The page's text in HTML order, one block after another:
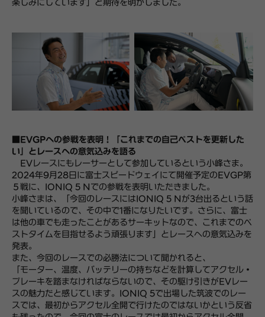
楽しみにしています」と期待を明かしました。
■EVGPへの参戦を表明！「これまでの自己ベストを更新した
い」とレースへの意気込みを語る
EVレースにもレーサーとして参加しているという小峰さま。
2024年9月28日に富士スピードウェイにて開催予定のEVGP第
５戦に、IONIQ 5 Nでの参戦を表明いただきました。
小峰さまは、「今回のレースにはIONIQ 5 Nが3台出るという話
を聞いているので、その中で1番になりたいです。さらに、富士
は他の車でも走ったことがあるサーキットなので、これまでのベ
ストタイムを目指せるよう頑張ります」とレースへの意気込みを
発表。
また、今回のレースでの必勝法について聞かれると、
「モーター、温度、バッテリーの持ちなどを計算してアクセル・
ブレーキを踏まなければならないので、その駆け引きがEVレー
スの魅力だと感じています。IONIQ 5で出場した筑波でのレー
スでは、最初からアクセル全開で行けたのではないかという反省